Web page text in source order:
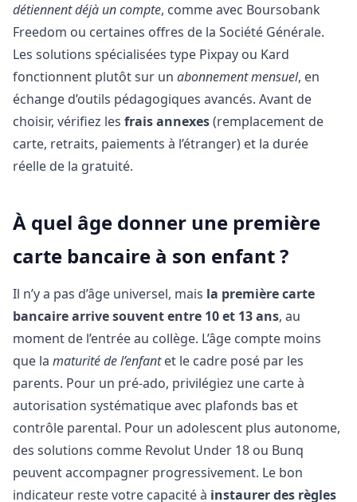
détiennent déjà un compte, comme avec Boursobank
Freedom ou certaines offres de la Société Générale.
Les solutions spécialisées type Pixpay ou Kard
fonctionnent plutôt sur un abonnement mensuel, en
échange d’outils pédagogiques avancés. Avant de
choisir, vérifiez les frais annexes(remplacement de
carte, retraits, paiements à l’étranger) et la durée
réelle de la gratuité.
À quel âge donner une première
carte bancaire à son enfant ?
Il n’y a pas d’âge universel, mais la première carte
bancaire arrive souvent entre 10 et 13 ans, au
moment de l’entrée au collège. L’âge compte moins
que la maturité de l’enfantet le cadre posé par les
parents. Pour un pré-ado, privilégiez une carte à
autorisation systématique avec plafonds bas et
contrôle parental. Pour un adolescent plus autonome,
des solutions comme Revolut Under 18 ou Bunq
peuvent accompagner progressivement. Le bon
indicateur reste votre capacité à instaurer des règles